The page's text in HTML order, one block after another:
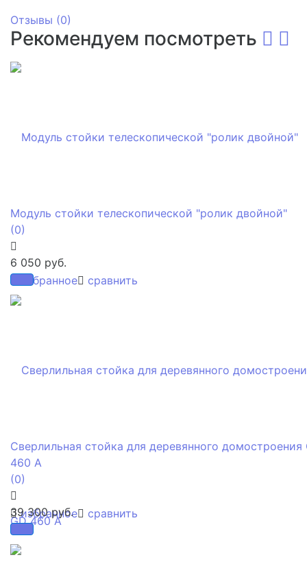
Отзывы (0)
Рекомендуем посмотреть
избранное сравнить
Модуль стойки телескопической "ролик двойной"
(0)
6 050 руб.
избранное сравнить
Сверлильная стойка для деревянного домостроения
460 A
(0)
39 300 руб.